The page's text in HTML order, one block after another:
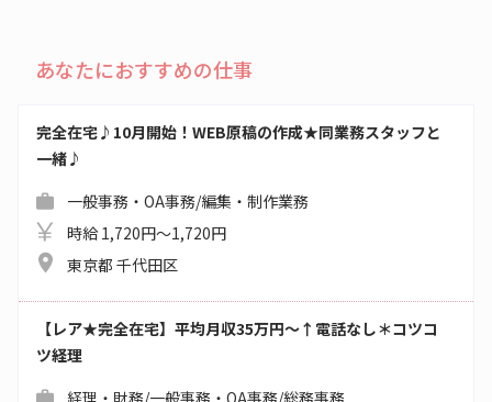
あなたにおすすめの仕事
完全在宅♪10月開始！WEB原稿の作成★同業務スタッフと
一緒♪
一般事務・OA事務/編集・制作業務
時給 1,720円～1,720円
東京都 千代田区
【レア★完全在宅】平均月収35万円～↑電話なし＊コツコ
ツ経理
経理・財務/一般事務・OA事務/総務事務